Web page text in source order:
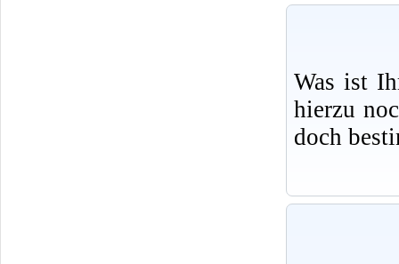
Was ist
hierzu
doch